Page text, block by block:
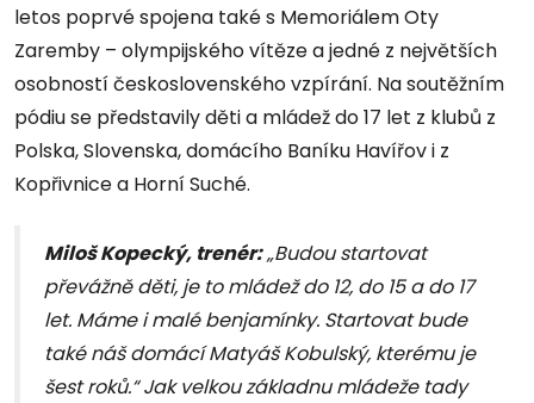
letos poprvé spojena také s Memoriálem Oty
Zaremby – olympijského vítěze a jedné z největších
osobností československého vzpírání. Na soutěžním
pódiu se představily děti a mládež do 17 let z klubů z
Polska, Slovenska, domácího Baníku Havířov i z
Kopřivnice a Horní Suché.
Miloš Kopecký, trenér:„Budou startovat
převážně děti, je to mládež do 12, do 15 a do 17
let. Máme i malé benjamínky. Startovat bude
také náš domácí Matyáš Kobulský, kterému je
šest roků.“ Jak velkou základnu mládeže tady